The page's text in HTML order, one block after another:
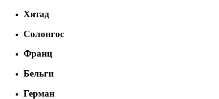
Хятад
Солонгос
Франц
Бельги
Герман